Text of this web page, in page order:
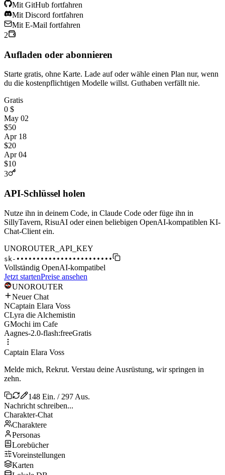
Mit GitHub fortfahren
Mit Discord fortfahren
Mit E-Mail fortfahren
2
Aufladen oder abonnieren
Starte gratis, ohne Karte. Lade auf oder wähle einen Plan nur, wenn
du die kostenpflichtigen Modelle willst. Guthaben verfällt nie.
Gratis
0 $
May 02
$50
Apr 18
$20
Apr 04
$10
3
API-Schlüssel holen
Nutze ihn in deinem Code, in Claude Code oder füge ihn in
SillyTavern, RisuAI oder einen beliebigen OpenAI-kompatiblen KI-
Chat-Client ein.
UNOROUTER_API_KEY
sk- ••••••••••••••••••••••••
Vollständig OpenAI-kompatibel
Jetzt startenPreise ansehen
UNOROUTER
Neuer Chat
NCaptain Elara Voss
CLyra die Alchemistin
GMochi im Cafe
Aagnes-2.0-flash:freeGratis
Captain Elara Voss
Melde mich, Rekrut. Verstau deine Ausrüstung, wir springen in
zehn.
148 Ein. / 297 Aus.
Nachricht schreiben...
Charakter-Chat
Charaktere
Personas
Lorebücher
Voreinstellungen
Karten